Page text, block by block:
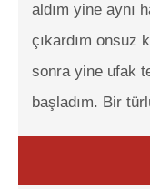
aldım yine aynı
çıkardım onsuz
sonra yine ufak
başladım. Bir